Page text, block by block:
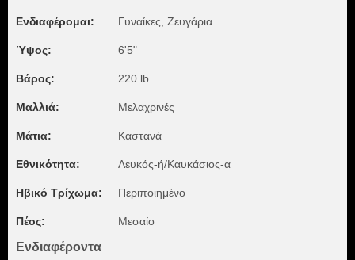
Ενδιαφέρομαι: Γυναίκες, Zευγάρια
Ύψος: 6'5"
Βάρος: 220 lb
Μαλλιά: Μελαχρινές
Μάτια: Καστανά
Εθνικότητα: Λευκός-ή/Καυκάσιος-α
Ηβικό Τρίχωμα: Περιποιημένο
Πέος: Μεσαίο
Ενδιαφέροντα